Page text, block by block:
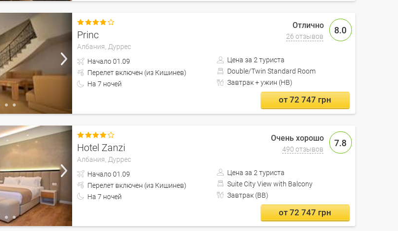
8.0
26 отзывов

Princ
Албания,Дуррес
Начало01.09
Перелет включен (из Кишинев)
На7 ночей
Цена за 2 туриста
Double/Twin Standard Room
Завтрак + ужин (HB)
от 72 747 грн
7.8
490 отзывов

Hotel Zanzi
Албания, Дуррес
Начало01.09
Перелет включен (из Кишинев)
На7 ночей
Цена за 2 туриста
Suite City View with Balcony
Завтрак (BB)
от 72 747 грн